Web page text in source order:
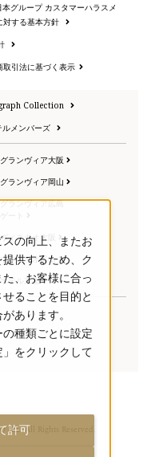
本グループ カスタマーハラスメ
対する基本方針
取引法に基づく表示
Collection
ルメンバーズ
ランヴィア大阪
ランヴィア岡山
ランヴィア広島
ィスキオ大阪
ィスキオ富山
テル京都
All Rights Reserved.
の向上、またお
供するため、ク
、お客様に合っ
ることを目的と
あります。
種類ごとに設定
をクリックして
許可